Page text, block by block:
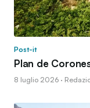
Post-it
Plan de
8 luglio 2026 ·